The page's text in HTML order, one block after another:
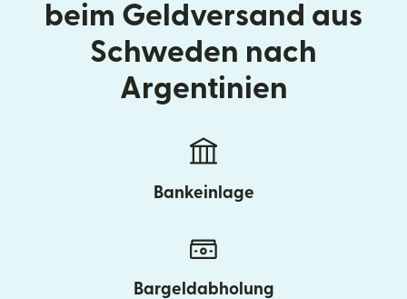
beim Geldversand aus
Schweden nach
Argentinien
Bankeinlage
Bargeldabholung